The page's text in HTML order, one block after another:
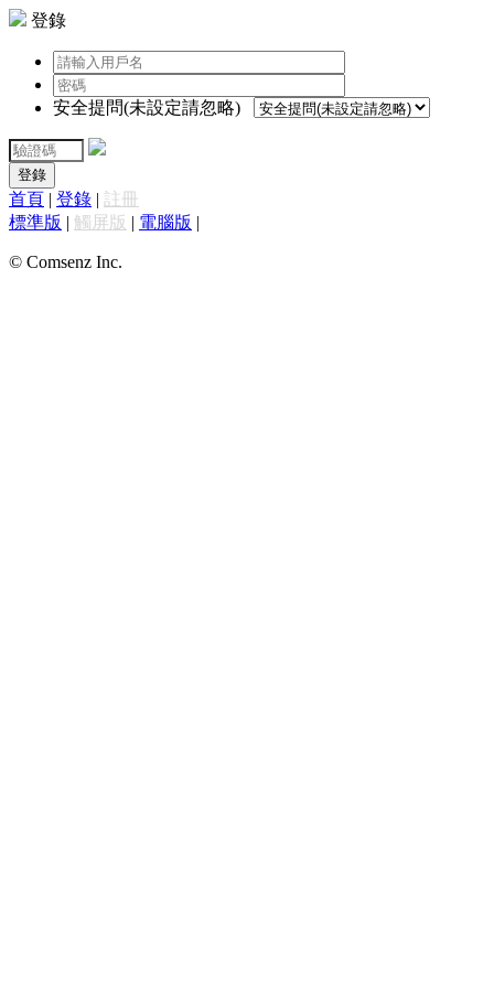
登錄
安全提問(未設定請忽略)
登錄
首頁 | 登錄 | 註冊
標準版 | 觸屏版 | 電腦版 |
© Comsenz Inc.